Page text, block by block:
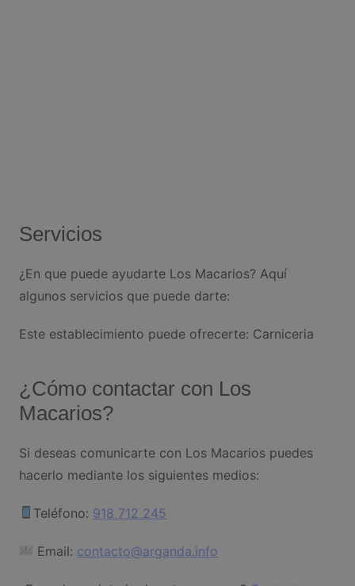
Servicios
¿En que puede ayudarte Los Macarios? Aquí
algunos servicios que puede darte:
Este establecimiento puede ofrecerte: Carniceria
¿Cómo contactar con Los
Macarios?
Si deseas comunicarte con Los Macarios puedes
hacerlo mediante los siguientes medios:
Teléfono: 918 712 245
Email: contacto@arganda.info